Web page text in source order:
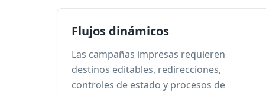
Flujos dinámicos
Las campañas impresas requieren
destinos editables, redirecciones,
controles de estado y procesos de